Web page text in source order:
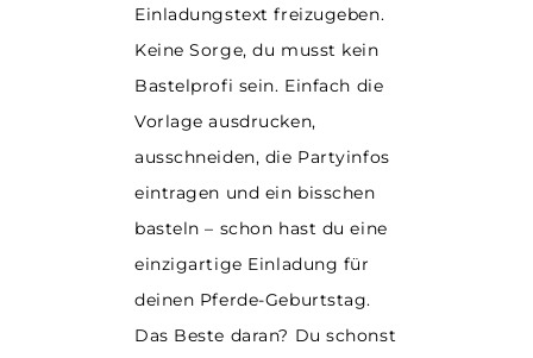
Einladungstext freizugeben.
Keine Sorge, du musst kein
Bastelprofi sein. Einfach die
Vorlage ausdrucken,
ausschneiden, die Partyinfos
eintragen und ein bisschen
basteln – schon hast du eine
einzigartige Einladung für
deinen Pferde-Geburtstag.
Das Beste daran? Du schonst